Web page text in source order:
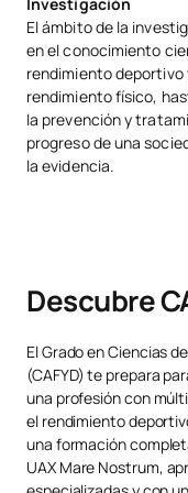
Actividad Física y
Poblaciones
Nutrición
Asignatura
Legislación Deportiva
El ámbito de la
en el conocimiento
rendimiento deportivo
rendimiento físico,
la prevención y
progreso de una
la evidencia.
Descubre
El Grado en Ciencias
(CAFYD) te prepara
una profesión con
el rendimiento
una formación
UAX Mare Nostrum,